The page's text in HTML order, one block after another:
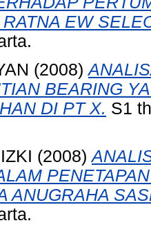
EW
(2008)
BEARING
DI PT X. S1
(2008)
ANUGRAHA